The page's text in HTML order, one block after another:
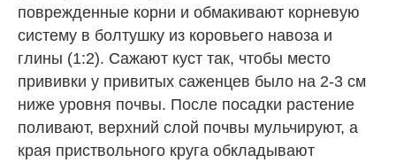
поврежденные корни и обмакивают корневую
систему в болтушку из коровьего навоза и
глины (1:2). Сажают куст так, чтобы место
прививки у привитых саженцев было на 2-3 см
ниже уровня почвы. После посадки растение
поливают, верхний слой почвы мульчируют, а
края приствольного круга обкладывают